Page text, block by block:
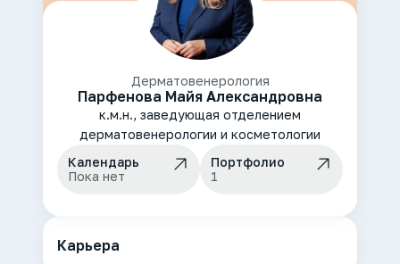
Дерматовенерология
Парфенова Майя Александровна
к.м.н., заведующая отделением
дерматовенерологии и косметологии
Календарь
Пока нет
Портфолио
1
Карьера